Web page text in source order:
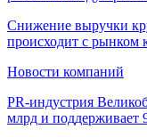
Снижение выручки
происходит с рынком
Новости компаний
PR-индустрия
млрд и поддерживает